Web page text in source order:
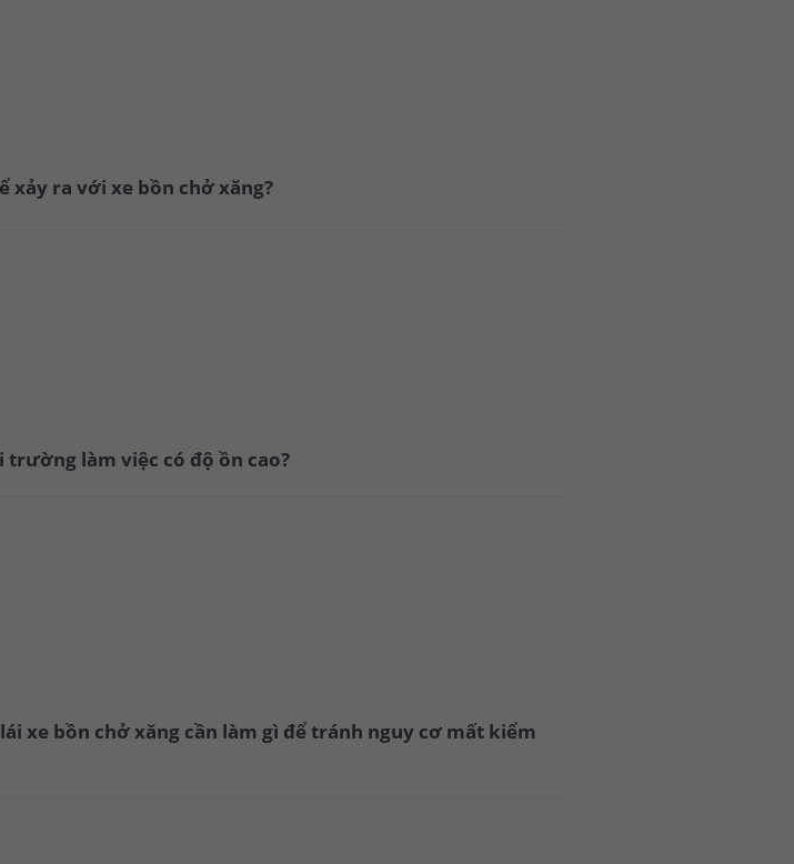
xảy ra với xe bồn chở xăng?
làm việc có độ ồn cao?
xe bồn chở xăng cần làm gì để tránh nguy cơ mất kiểm